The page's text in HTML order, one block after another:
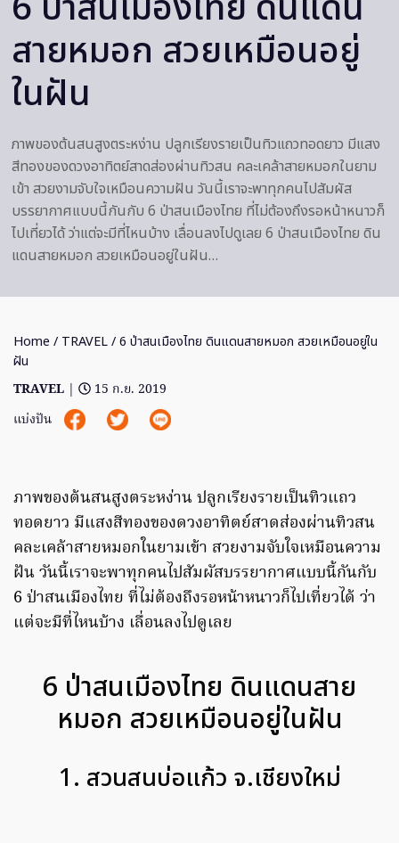
สายหมอก สวยเหมือนอยู่
ในฝัน
ภาพของต้นสนสูงตระหง่าน ปลูกเรียงรายเป็นทิวแถวทอดยาว มีแสง
สีทองของดวงอาทิตย์สาดส่องผ่านทิวสน คละเคล้าสายหมอกในยาม
เข้า สวยงามจับใจเหมือนความฝัน วันนี้เราจะพาทุกคนไปสัมผัส
บรรยากาศแบบนี้กันกับ 6 ป่าสนเมืองไทย ที่ไม่ต้องถึงรอหน้าหนาวก็
ไปเที่ยวได้ ว่าแต่จะมีที่ไหนบ้าง เลื่อนลงไปดูเลย 6 ป่าสนเมืองไทย ดิน
แดนสายหมอก สวยเหมือนอยู่ในฝัน…
Home / TRAVEL/ 6 ป่าสนเมืองไทย ดินแดนสายหมอก สวยเหมือนอยู่ใน
ฝัน
TRAVEL |
15 ก.ย. 2019
แบ่งปัน
ภาพของต้นสนสูงตระหง่าน ปลูกเรียงรายเป็นทิวแถว
ทอดยาว มีแสงสีทองของดวงอาทิตย์สาดส่องผ่านทิวสน
คละเคล้าสายหมอกในยามเข้า สวยงามจับใจเหมือนความ
ฝัน วันนี้เราจะพาทุกคนไปสัมผัสบรรยากาศแบบนี้กันกับ
6 ป่าสนเมืองไทย ที่ไม่ต้องถึงรอหน้าหนาวก็ไปเที่ยวได้ ว่า
แต่จะมีที่ไหนบ้าง เลื่อนลงไปดูเลย
6 ป่าสนเมืองไทย ดินแดนสาย
หมอก สวยเหมือนอยู่ในฝัน
1. สวนสนบ่อแก้ว จ.เชียงใหม่